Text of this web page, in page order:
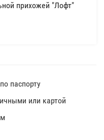
прихожей "Лофт"
паспорту
или картой